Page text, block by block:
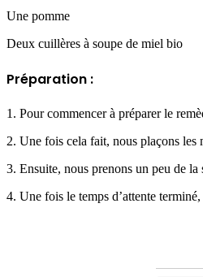
Une pomme
Deux cuillères à soupe de miel bio
Préparation :
1. Pour commencer à préparer le
2. Une fois cela fait, nous plaçons les
3. Ensuite, nous prenons un peu de la
4. Une fois le temps d’attente